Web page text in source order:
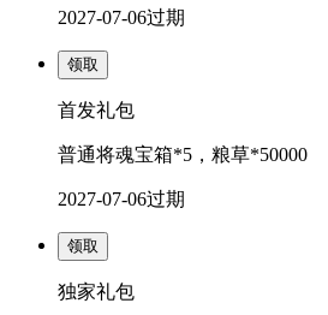
2027-07-06过期
领取
首发礼包
普通将魂宝箱*5，粮草*50000
2027-07-06过期
领取
独家礼包